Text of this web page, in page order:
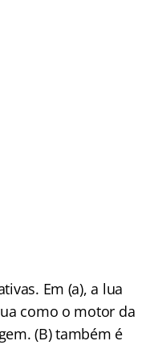
Em (a), a lua
como o motor da
(B) também é